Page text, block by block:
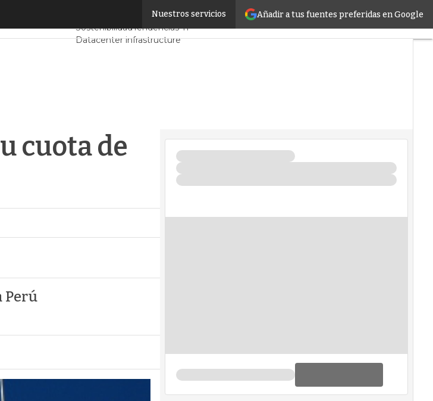
Añadir a tus fuentes preferidas en Google
Nuestros servicios
Servidores CPD y MercadoProyectos
SostenibilidadTendencias TI
Datacenter infrastructure
cuota de
Perú